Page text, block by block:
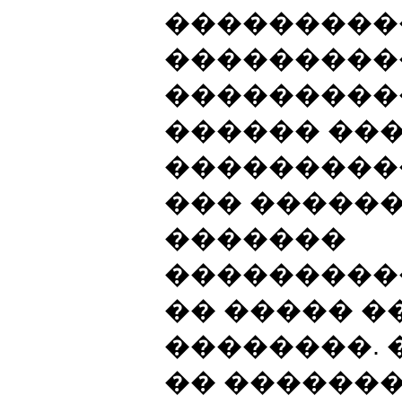
������
���
�������
�� �����
��������.
��